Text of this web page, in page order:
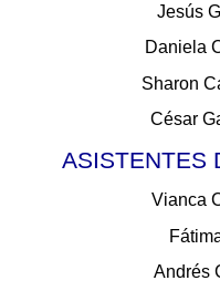
Jesús
Daniela
Sharon
César
ASISTENTES
Vianca
Andrés